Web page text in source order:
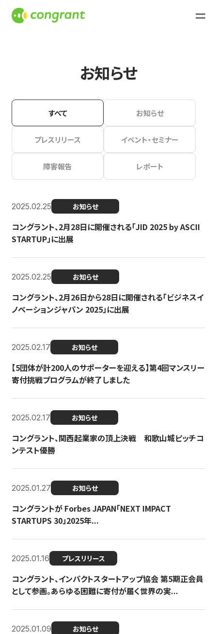
お知らせ
すべて お知らせ
プレスリリース イベント・セミナー
障害報告 レポート
2025.02.25 お知らせ
コングラント、2月28日に開催される「JID 2025 by ASCII
STARTUP」に出展
2025.02.25 お知らせ
コングラント、2月26日から28日に開催される「ビジネスイ
ノベーションジャパン 2025」に出展
2025.02.17 お知らせ
【5団体が計200人のサポーターを迎える】​​第4回マンスリー
寄付挑戦プログラムが終了しました
2025.02.17 お知らせ
コングラント、関西起業家の頂上決戦 和歌山城ピッチコ
ンテスト優勝
2025.01.27 お知らせ
コングラントが Forbes JAPAN「NEXT IMPACT
STARTUPS 30」2025年...
2025.01.16 プレスリリース
コングラント、インパクトスタートアップ協会 第5期正会員
として参画。あらゆる困難に寄付が届く世界の実...
2025.01.09 お知らせ